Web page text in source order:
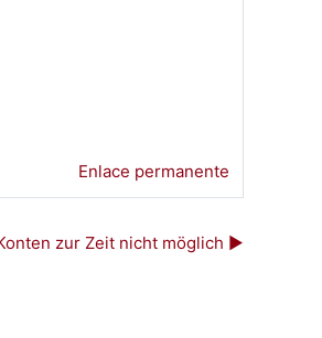
Enlace permanente
zur Zeit nicht möglich ▶︎